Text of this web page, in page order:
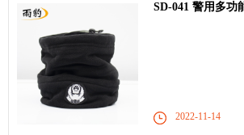
2022-11-14